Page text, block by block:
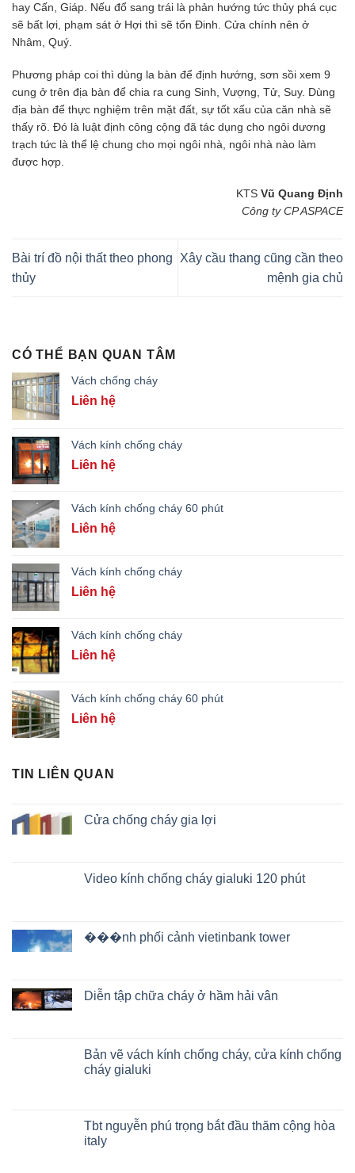
hay Cấn, Giáp. Nếu đổ sang trái là phản hướng tức thủy phá cục
sẽ bất lợi, phạm sát ở Hợi thì sẽ tổn Đinh. Cửa chính nên ở
Nhâm, Quý.
Phương pháp coi thì dùng la bàn để định hướng, sơn sồi xem 9
cung ở trên địa bàn để chia ra cung Sinh, Vượng, Tử, Suy. Dùng
địa bàn để thực nghiệm trên mặt đất, sự tốt xấu của căn nhà sẽ
thấy rõ. Đó là luật định công cộng đã tác dụng cho ngôi dương
trạch tức là thể lệ chung cho mọi ngôi nhà, ngôi nhà nào làm
được hợp.
KTS Vũ Quang Định
Công ty CP ASPACE
Bài trí đồ nội thất theo phong
thủy
Xây cầu thang cũng cần theo
mệnh gia chủ
CÓ THỂ BẠN QUAN TÂM
Vách chống cháy
Liên hệ
Vách kính chống cháy
Liên hệ
Vách kính chống cháy 60 phút
Liên hệ
Vách kính chống cháy
Liên hệ
Vách kính chống cháy
Liên hệ
Vách kính chống cháy 60 phút
Liên hệ
TIN LIÊN QUAN
Cửa chống cháy gia lợi
Video kính chống cháy gialuki 120 phút
���nh phối cảnh vietinbank tower
Diễn tập chữa cháy ở hầm hải vân
Bản vẽ vách kính chống cháy, cửa kính chống
cháy gialuki
Tbt nguyễn phú trọng bắt đầu thăm cộng hòa
italy